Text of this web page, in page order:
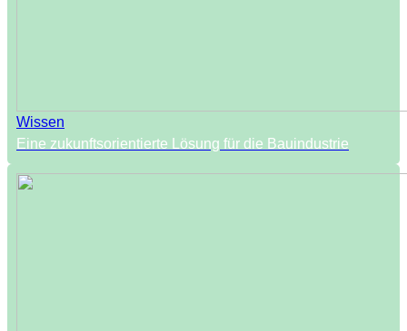
Wissen
Eine zukunftsorientierte Lösung für die Bauindustrie